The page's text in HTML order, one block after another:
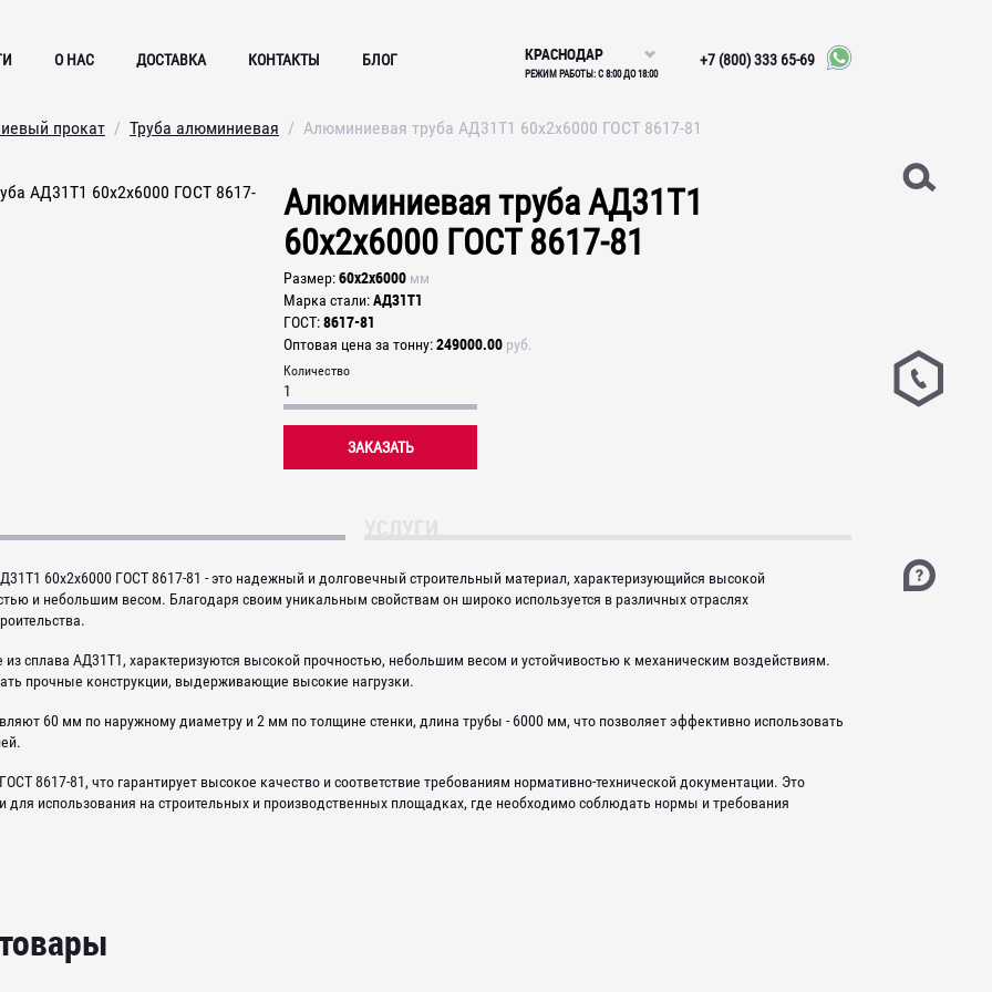
О НАС ДОСТАВКА КОНТАКТЫ БЛОГ КРАСНОДАР
РЕЖИМ РАБОТЫ: С 8:00 ДО 18:00
+7 (800) 333 65-69
прокат Труба алюминиевая Алюминиевая труба АД31Т1 60х2х6000 ГОСТ 8617-81
Алюминиевая труба АД31Т1
60х2х6000 ГОСТ 8617-81
Размер 60х2х6000 мм
Марка стали АД31Т1
ГОСТ 8617-81
Оптовая цена за тонну 249000.00 руб.
Количество
ЗАКАЗАТЬ
60х2х6000 ГОСТ 8617-81 - это надежный и долговечный строительный материал, характеризующийся высокой
и небольшим весом. Благодаря своим уникальным свойствам он широко используется в различных отраслях
из сплава АД31Т1, характеризуются высокой прочностью, небольшим весом и устойчивостью к механическим воздействиям.
прочные конструкции, выдерживающие высокие нагрузки.
60 мм по наружному диаметру и 2 мм по толщине стенки, длина трубы - 6000 мм, что позволяет эффективно использовать
8617-81, что гарантирует высокое качество и соответствие требованиям нормативно-технической документации. Это
для использования на строительных и производственных площадках, где необходимо соблюдать нормы и требования